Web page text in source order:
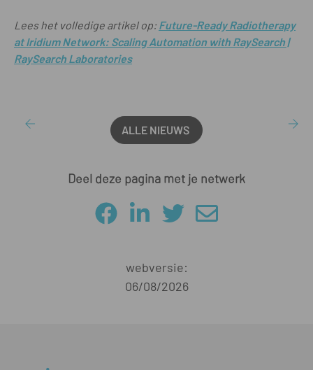
Lees het volledige artikel op: Future-Ready Radiotherapy
at Iridium Network: Scaling Automation with RaySearch |
RaySearch Laboratories
ALLE NIEUWS
Deel deze pagina met je netwerk
webversie:
06/08/2026